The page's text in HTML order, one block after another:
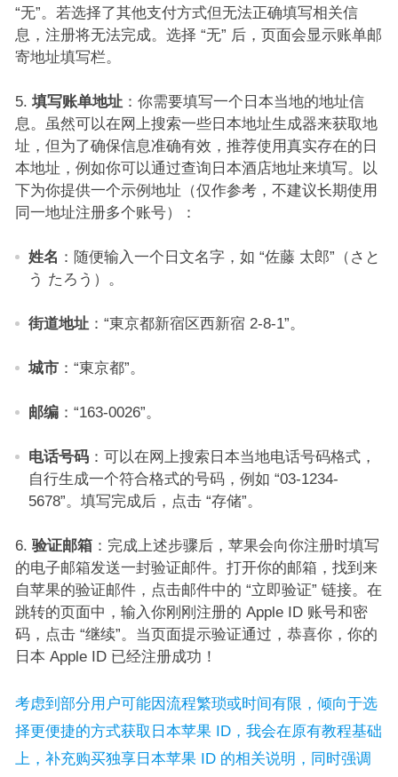
“无”。若选择了其他支付方式但无法正确填写相关信
息，注册将无法完成。选择 “无” 后，页面会显示账单邮
寄地址填写栏。​
填写账单地址：你需要填写一个日本当地的地址信
息。虽然可以在网上搜索一些日本地址生成器来获取地
址，但为了确保信息准确有效，推荐使用真实存在的日
本地址，例如你可以通过查询日本酒店地址来填写。以
下为你提供一个示例地址（仅作参考，不建议长期使用
同一地址注册多个账号）：​
姓名 ：随便输入一个日文名字，如 “佐藤 太郎”（さと
う たろう）。​
街道地址：“東京都新宿区西新宿 2-8-1”。​
城市：“東京都”。​
邮编：“163-0026”。​
电话号码：可以在网上搜索日本当地电话号码格式，
自行生成一个符合格式的号码，例如 “03-1234-
5678”。填写完成后，点击 “存储”。​
验证邮箱：完成上述步骤后，苹果会向你注册时填写
的电子邮箱发送一封验证邮件。打开你的邮箱，找到来
自苹果的验证邮件，点击邮件中的 “立即验证” 链接。在
跳转的页面中，输入你刚刚注册的 Apple ID 账号和密
码，点击 “继续”。当页面提示验证通过，恭喜你，你的
日本 Apple ID 已经注册成功！​
考虑到部分用户可能因流程繁琐或时间有限，倾向于选
择更便捷的方式获取日本苹果 ID，我会在原有教程基础
上，补充购买独享日本苹果 ID 的相关说明，同时强调